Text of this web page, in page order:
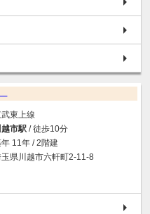
東上線
越市駅 / 徒歩10分
11年 / 2階建
玉県川越市六軒町2-11-8